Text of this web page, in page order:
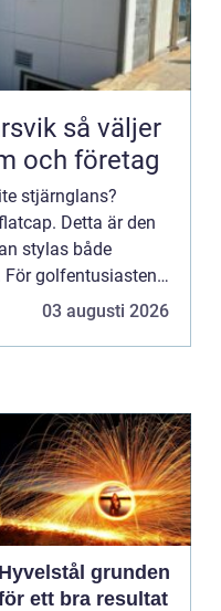
väljer
och företag
stjärnglans?
Detta är den
stylas både
golfentusiasten
personifierar
03 augusti 2026
Hyvelstål grunden
ett bra resultat